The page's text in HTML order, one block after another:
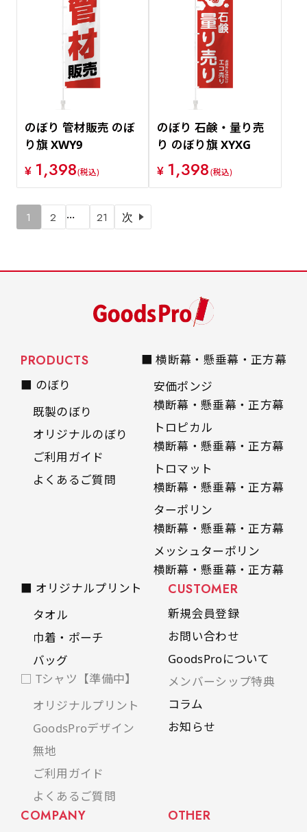
のぼり 管材販売 のぼ
り旗 XWY9
¥ 1,398(税込)
のぼり 石鹸・量り売
り のぼり旗 XYXG
¥ 1,398(税込)
1 2 … 21 次
PRODUCTS
■ のぼり
既製のぼり
オリジナルのぼり
ご利用ガイド
よくあるご質問
■ 横断幕・懸垂幕・正方幕
安価ポンジ
横断幕・懸垂幕・正方幕
トロピカル
横断幕・懸垂幕・正方幕
トロマット
横断幕・懸垂幕・正方幕
ターポリン
横断幕・懸垂幕・正方幕
メッシュターポリン
横断幕・懸垂幕・正方幕
■ オリジナルプリント
タオル
巾着・ポーチ
バッグ
□ Tシャツ【準備中】
オリジナルプリント
GoodsProデザイン
無地
ご利用ガイド
よくあるご質問
CUSTOMER
新規会員登録
お問い合わせ
GoodsProについて
メンバーシップ特典
コラム
お知らせ
COMPANY OTHER